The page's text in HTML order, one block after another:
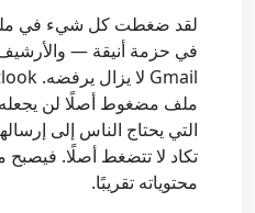
ملف مضغوط أصلًا لن
محتوياته تقريبًا.